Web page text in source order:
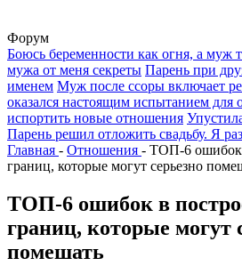
Форум
Боюсь беременности как огня, а муж
мужа от меня секреты Парень при
именем Муж после ссоры включает
оказался настоящим испытанием для
испортить новые отношения
Парень решил отложить свадьбу. Я
Главная - Отношения - ТОП-6 ошибок
границ, которые могут серьезно
ТОП-6 ошибок в
границ, которые могут
помешать